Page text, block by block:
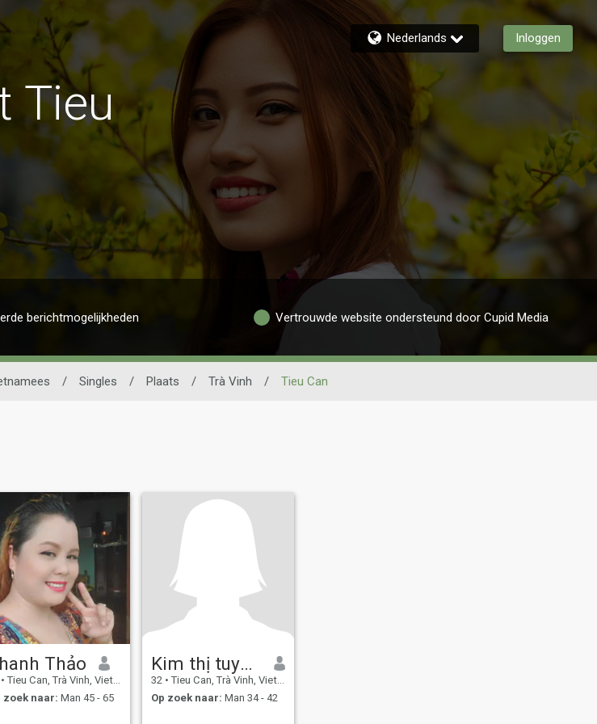
Nederlands Inloggen
Tieu
berichtmogelijkheden Vertrouwde website ondersteund door Cupid Media
/ Singles / Plaats / Trà Vinh / Tieu Can
Thảo
• Tieu Can, Trà Vinh, Vietnam
zoek naar: Man 45 - 65
Kim thị tuyết băng
32 • Tieu Can, Trà Vinh, Vietnam
Op zoek naar: Man 34 - 42